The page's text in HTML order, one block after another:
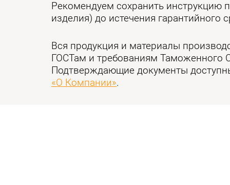
Рекомендуем сохранить инструкцию
изделия) до истечения гарантийного
Вся продукция и материалы
ГОСТам и требованиям Таможенного
Подтверждающие документы
«О Компании».